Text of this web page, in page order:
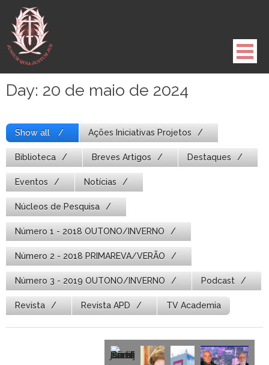
para
conteúdo
Day: 20 de maio de 2024
Show all Ações Iniciativas Projetos
Biblioteca Breves Artigos Destaques
Eventos Notícias
Núcleos de Pesquisa
Número 1 - 2018 OUTONO/INVERNO
Número 2 - 2018 PRIMAREVA/VERÃO
Número 3 - 2019 OUTONO/INVERNO Podcast
Revista Revista APD TV Academia